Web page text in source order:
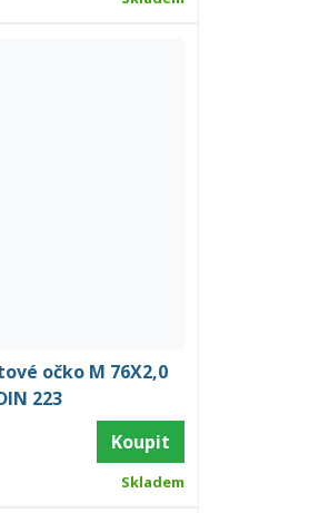
očko M 76X2,0
223
Koupit
Skladem